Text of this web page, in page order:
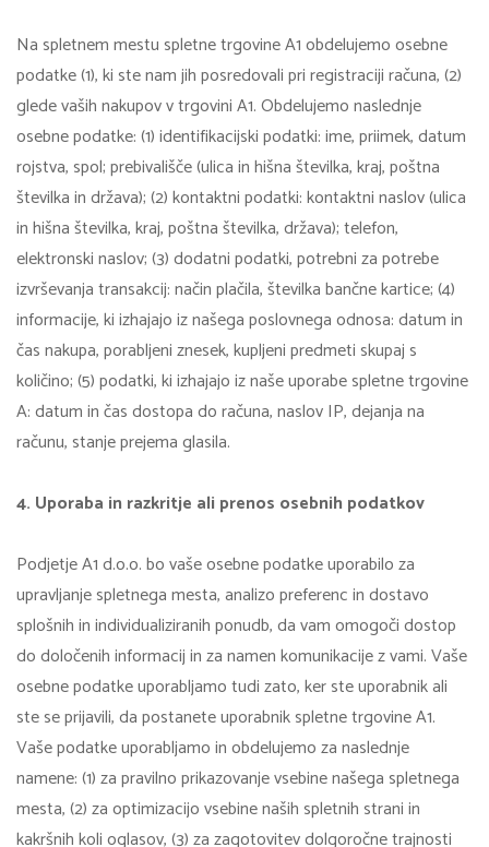
Na spletnem mestu spletne trgovine A1 obdelujemo osebne
podatke (1), ki ste nam jih posredovali pri registraciji računa, (2)
glede vaših nakupov v trgovini A1. Obdelujemo naslednje
osebne podatke: (1) identifikacijski podatki: ime, priimek, datum
rojstva, spol; prebivališče (ulica in hišna številka, kraj, poštna
številka in država); (2) kontaktni podatki: kontaktni naslov (ulica
in hišna številka, kraj, poštna številka, država); telefon,
elektronski naslov; (3) dodatni podatki, potrebni za potrebe
izvrševanja transakcij: način plačila, številka bančne kartice; (4)
informacije, ki izhajajo iz našega poslovnega odnosa: datum in
čas nakupa, porabljeni znesek, kupljeni predmeti skupaj s
količino; (5) podatki, ki izhajajo iz naše uporabe spletne trgovine
A: datum in čas dostopa do računa, naslov IP, dejanja na
računu, stanje prejema glasila.
4. Uporaba in razkritje ali prenos osebnih podatkov
Podjetje A1 d.o.o. bo vaše osebne podatke uporabilo za
upravljanje spletnega mesta, analizo preferenc in dostavo
splošnih in individualiziranih ponudb, da vam omogoči dostop
do določenih informacij in za namen komunikacije z vami. Vaše
osebne podatke uporabljamo tudi zato, ker ste uporabnik ali
ste se prijavili, da postanete uporabnik spletne trgovine A1.
Vaše podatke uporabljamo in obdelujemo za naslednje
namene: (1) za pravilno prikazovanje vsebine našega spletnega
mesta, (2) za optimizacijo vsebine naših spletnih strani in
kakršnih koli oglasov, (3) za zagotovitev dolgoročne trajnosti